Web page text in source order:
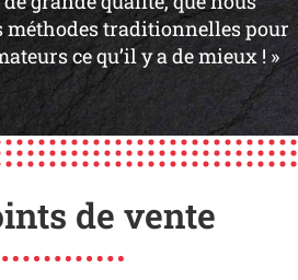
méthodes traditionnelles pour
ce qu’il y a de mieux ! »
de vente